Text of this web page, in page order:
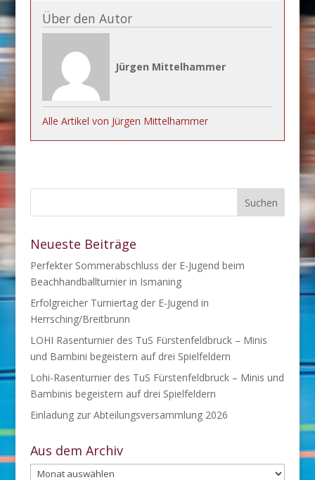
Über den Autor
Jürgen Mittelhammer
Alle Artikel von Jürgen Mittelhammer
Neueste Beiträge
Perfekter Sommerabschluss der E-Jugend beim
Beachhandballturnier in Ismaning
Erfolgreicher Turniertag der E-Jugend in
Herrsching/Breitbrunn
LOHI Rasenturnier des TuS Fürstenfeldbruck – Minis
und Bambini begeistern auf drei Spielfeldern
Lohi-Rasenturnier des TuS Fürstenfeldbruck – Minis und
Bambinis begeistern auf drei Spielfeldern
Einladung zur Abteilungsversammlung 2026
Aus dem Archiv
Aus